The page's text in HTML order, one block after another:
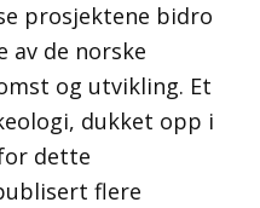
prosjektene bidro
av de norske
og utvikling. Et
dukket opp i
dette
flere